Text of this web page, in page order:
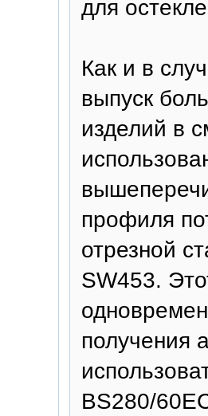
для
Как и в
выпуск
изделий в
профиля
отрезной
SW453.
получения
BS280/